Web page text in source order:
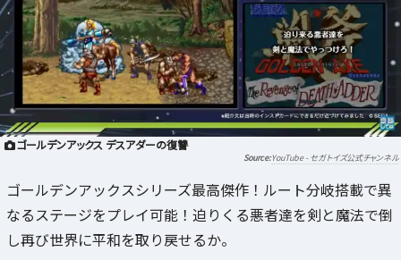
ゴールデンアックス デスアダーの復讐
YouTube - セガトイズ公式チャンネル
ゴールデンアックスシリーズ最高傑作！ルート分岐搭載で異
なるステージをプレイ可能！迫りくる悪者達を剣と魔法で倒
し再び世界に平和を取り戻せるか。